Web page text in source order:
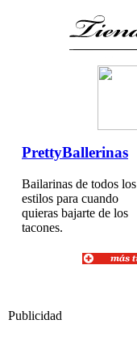
PrettyBallerinas
Bailarinas de todos los
estilos para cuando
quieras bajarte de los
tacones.
Publicidad